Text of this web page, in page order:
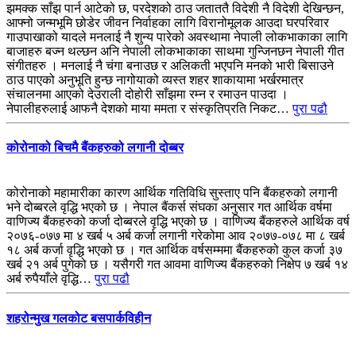
झमक्क साँझ पार्न आटेको छ, परदेशको ठाउ जताततै विदेशी नै विदेशी देखिन्छन,
आफ्नो जन्मभूमि छोडेर जीवन निर्वाहका लागि विरानोमूलक आउदा घरपरिवार
गाउपाखाको यादले मनलाई नै शुन्य पारेको अवस्थामा नेपाली लोकभाकाका लागि
बाजाहरु बज्न थल्छन अनि नेपाली लोकभाकाका साथमा गुन्जिनछन नेपाली गीत
संगीतहरु । मनलाई नै चंगा बनाउछ र अलिकती भएपनि मनको भारी बिसाउने
ठाउ पाएको अनुभूति हुन्छ नागोयाको व्यस्त शहर शाकायामा भर्खरमात्र
संचालनमा आएको देउराली दोहोरी साँझमा रम्न र रमाउन पाउदा ।
नेपालीहरुलाई आफनै देशको माया ममता र संस्कृतिप्रति निकट…पुरा पढौ
कोरोनाको बिचमै बैंकहरुको लगानी दोब्बर
कोरोनाको महामारीका कारण आर्थिक गतिविधि सुस्ताए पनि बैंकहरुको लगानी
भने दोब्बरले वृद्धि भएको छ । नेपाल बैंकर्स संघका अनुसार गत आर्थिक वर्षमा
वाणिज्य बैंकहरुको कर्जा दोब्बरले वृद्धि भएको छ । वाणिज्य बैंकहरुले आर्थिक वर्ष
२०७६-०७७ मा ४ खर्ब ५ अर्ब कर्जा लगानी गरेकोमा आव २०७७-०७८ मा ८ खर्ब
१८ अर्ब कर्जा वृद्धि भएको छ । गत आर्थिक वर्षसम्ममा बैंकहरुको कुल कर्जा ३७
खर्ब २१ अर्ब पुगेको छ । यसैगरी गत आवमा वाणिज्य बैंकहरुको निक्षेप ७ खर्ब १४
अर्ब रुपैयाँले वृद्धि…पुरा पढौ
शहरोन्मुख गलकोट बसपार्कविहीन